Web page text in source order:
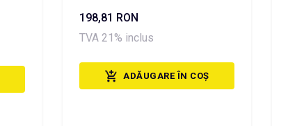
198,81 RON
TVA 21% inclus
ADĂUGARE ÎN COȘ